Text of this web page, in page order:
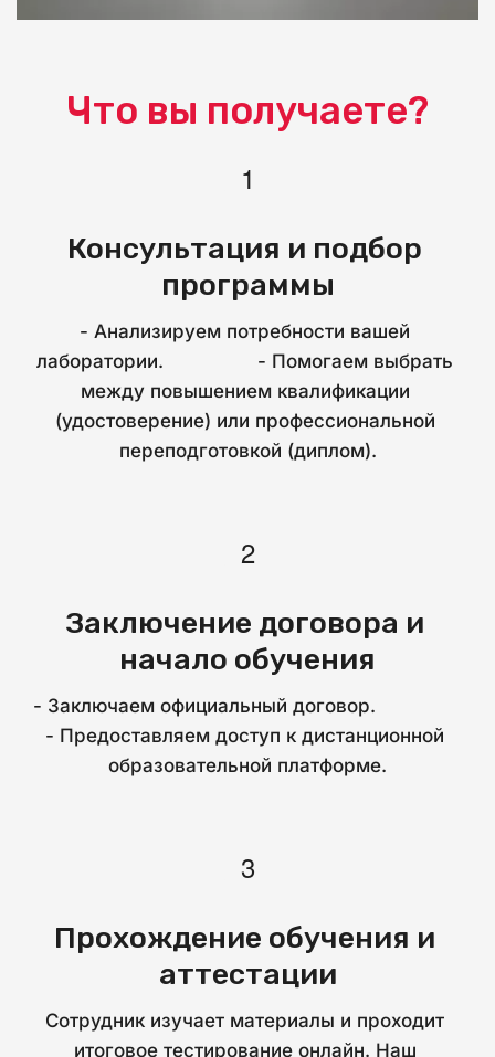
Что вы получаете?
Консультация и подбор
программы
- Анализируем потребности вашей
лаборатории.                 - Помогаем выбрать
между повышением квалификации
(удостоверение) или профессиональной
переподготовкой (диплом).
Заключение договора и
начало обучения
- Заключаем официальный договор.
- Предоставляем доступ к дистанционной
образовательной платформе.
Прохождение обучения и
аттестации
Сотрудник изучает материалы и проходит
итоговое тестирование онлайн. Наш